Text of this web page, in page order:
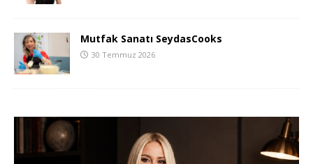
Mutfak Sanatı SeydasCooks
30 Temmuz 2026